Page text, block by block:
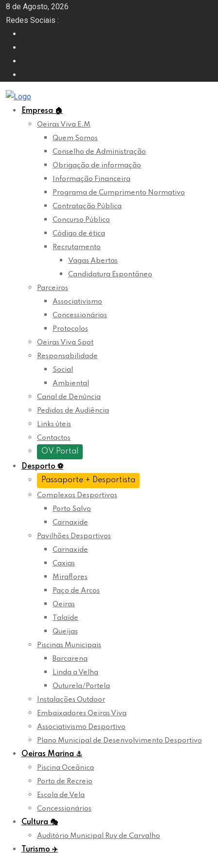
Skip
content
8 de Agosto, 2026
Redes Sociais :
Empresa 🏠
Oeiras Viva E.M
Quem Somos
Conselho de Administração
Obrigação de informação
Informação Financeira
Programa de Cumprimento Normativo
Contratação Pública
Concurso Público
Código de ética
Recrutamento
Vagas Abertas
Candidatura Espontâneo
Parceiros
Associativismo
Concessionários
Protocolos
Oeiras Viva Spot
Responsabilidade
Social
Ambiental
Canal de Denúncia
Pedidos de Audiência
Links úteis
Contactos
OV.Portal
Desporto ⚽
Passaporte + Desportista
Complexos Desportivos
Porto Salvo
Carnaxide
Pavilhões Desportivos
Carnaxide
Caxias
Miraflores
Paço de Arcos
Oeiras
Talaíde
Queijas
Piscinas Municipais
Barcarena
Linda a Velha
Outurela/Portela
Instalações Outdoor
Embaixadores Oeiras Viva
Associativismo Desportivo
Plano Municipal de Desenvolvimento Desportivo
Oeiras Marina ⚓
Piscina Oceânica
Porto de Recreio
Escola de Vela
Concessionários
Cultura 🎭
Auditório Municipal Ruy de Carvalho
Turismo ✈️